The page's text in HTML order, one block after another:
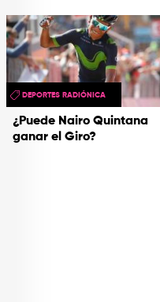
¿Puede Nairo Quintana
ganar el Giro?
DEPORTES RADIÓNICA